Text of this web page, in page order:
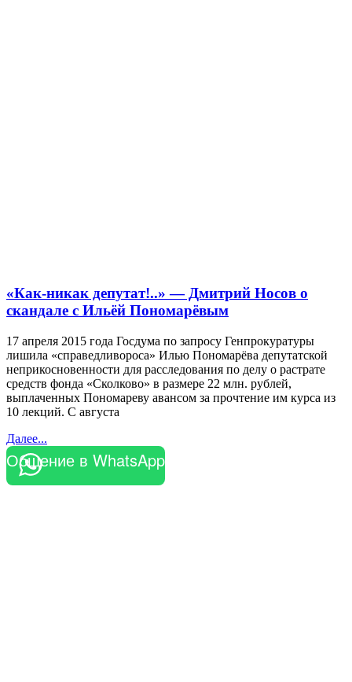
«Как-никак депутат!..» — Дмитрий Носов о
скандале с Ильёй Пономарёвым
17 апреля 2015 года Госдума по запросу Генпрокуратуры
лишила «справедливороса» Илью Пономарёва депутатской
неприкосновенности для расследования по делу о растрате
средств фонда «Сколково» в размере 22 млн. рублей,
выплаченных Пономареву авансом за прочтение им курса из
10 лекций. С августа
Далее...
Общение в WhatsApp